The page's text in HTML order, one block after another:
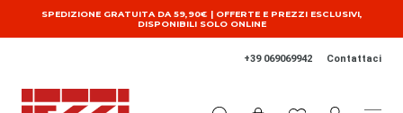
Salta al contenuto principale
SPEDIZIONE GRATUITA DA 59,90€ | OFFERTE E PREZZI ESCLUSIVI,
DISPONIBILI SOLO ONLINE
+39 069069942 Contattaci